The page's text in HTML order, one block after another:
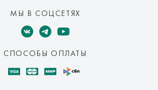
МЫ В СОЦСЕТЯХ
СПОСОБЫ ОПЛАТЫ